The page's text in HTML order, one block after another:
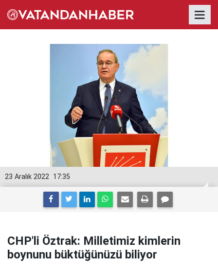
17:35
23 Aralık 2022
CHP'li Öztrak: Milletimiz kimlerin
boynunu büktüğünüzü biliyor